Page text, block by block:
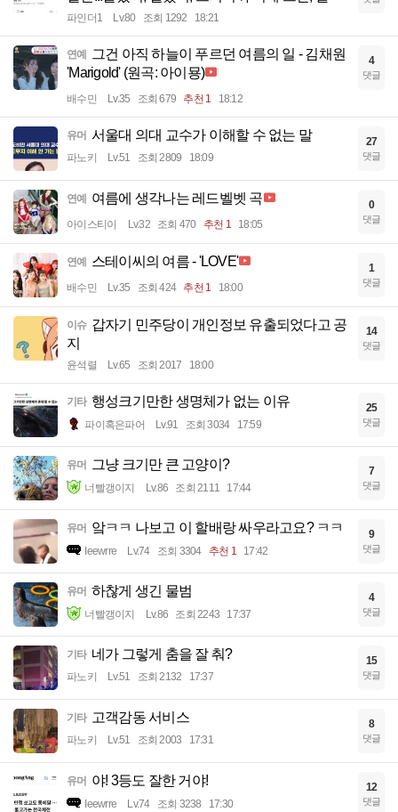
파인더1 Lv.80 조회 1292 18:21
연예
그건 아직 하늘이 푸르던 여름의 일 - 김채원
'Marigold' (원곡: 아이묭)
배수민 Lv.35 조회 679 추천 1 18:12
4
댓글
유머 서울대 의대 교수가 이해할 수 없는 말
파노키 Lv.51 조회 2809 18:09
27
댓글
연예 여름에 생각나는 레드벨벳 곡
아이스티이 Lv.32 조회 470 추천 1 18:05
0
댓글
연예 스테이씨의 여름 - 'LOVE'
배수민 Lv.35 조회 424 추천 1 18:00
1
댓글
이슈 갑자기 민주당이 개인정보 유출되었다고 공
지
윤석렬 Lv.65 조회 2017 18:00
14
댓글
기타 행성크기만한 생명체가 없는 이유
파이혹은파어 Lv.91 조회 3034 17:59
25
댓글
유머 그냥 크기만 큰 고양이?
너빨갱이지 Lv.86 조회 2111 17:44
7
댓글
유머 앜ㅋㅋ 나보고 이 할배랑 싸우라고요? ㅋㅋ
Ieewrre Lv.74 조회 3304 추천 1 17:42
9
댓글
유머 하찮게 생긴 물범
너빨갱이지 Lv.86 조회 2243 17:37
4
댓글
기타 네가 그렇게 춤을 잘 춰?
파노키 Lv.51 조회 2132 17:37
15
댓글
기타 고객감동 서비스
파노키 Lv.51 조회 2003 17:31
8
댓글
유머 야! 3등도 잘한 거야!
Ieewrre Lv.74 조회 3238 17:30
12
댓글